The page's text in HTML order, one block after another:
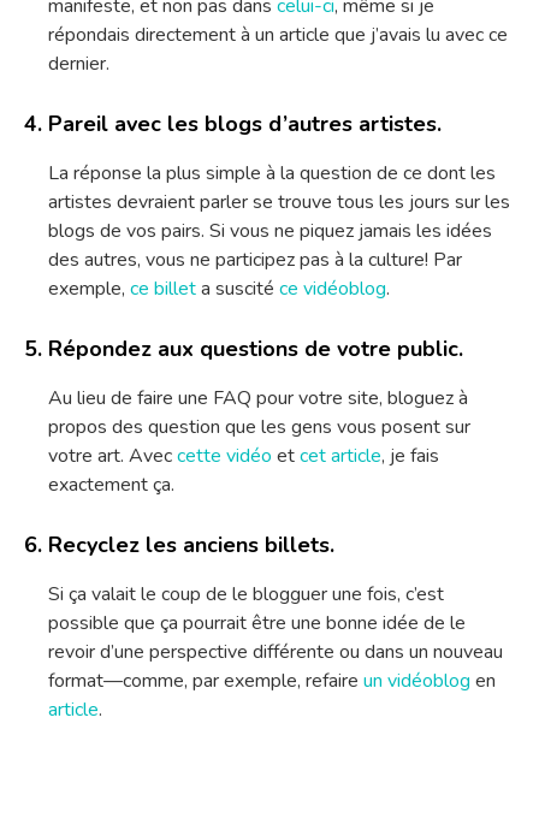
manifeste, et non pas dans celui-ci, même si je
répondais directement à un article que j’avais lu avec ce
dernier.
Pareil avec les blogs d’autres artistes.
La réponse la plus simple à la question de ce dont les
artistes devraient parler se trouve tous les jours sur les
blogs de vos pairs. Si vous ne piquez jamais les idées
des autres, vous ne participez pas à la culture! Par
exemple, ce billeta suscité ce vidéoblog.
Répondez aux questions de votre public.
Au lieu de faire une FAQ pour votre site, bloguez à
propos des question que les gens vous posent sur
votre art. Aveccette vidéo etcet article, je fais
exactement ça.
Recyclez les anciens billets.
Si ça valait le coup de le blogguer une fois, c’est
possible que ça pourrait être une bonne idée de le
revoir d’une perspective différente ou dans un nouveau
format—comme, par exemple, refaire un vidéoblog en
article.